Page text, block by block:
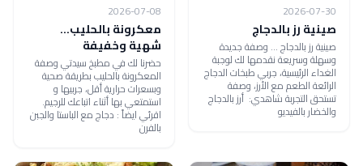
2026-07-30
صينية رز بالدجاج
صينية رز بالدجاج ... وصفة جديدة
وسهلة وسريعة نقدمها لك لوجبة
الغداء الرئيسية، جربي طبخات الدجاج
الرائعة الطعم مع الأرز، وصفة
تستحق التجربة شاهدي: أرز بالدجاج
والخضار بالفيديو
2026-07-08
معكرونة بالحليب...
شهية وخفيفة
حضرنا لك في مطبخ سيدتي وصفة
المعكرونة بالحليب بطريقة صحية
وبسعرات حرارية أقل، جربيها و
استمتعي بها أثناء اتباعك للرجيم.
اقرئي ايضاً : دجاج مع الباستا والجبن
بالفرن